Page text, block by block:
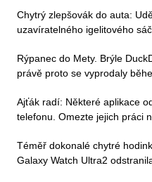
Chytrý zlepšovák do auta:
uzavíratelného igelitového
Rýpanec do Mety. Brýle
právě proto se vyprodaly
Ajťák radí: Některé aplikace
telefonu. Omezte jejich práci
Téměř dokonalé chytré
Galaxy Watch Ultra2